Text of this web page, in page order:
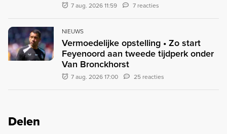
7 aug. 2026 11:59 7 reacties
NIEUWS
Vermoedelijke opstelling • Zo start
Feyenoord aan tweede tijdperk onder
Van Bronckhorst
7 aug. 2026 17:00 25 reacties
Delen